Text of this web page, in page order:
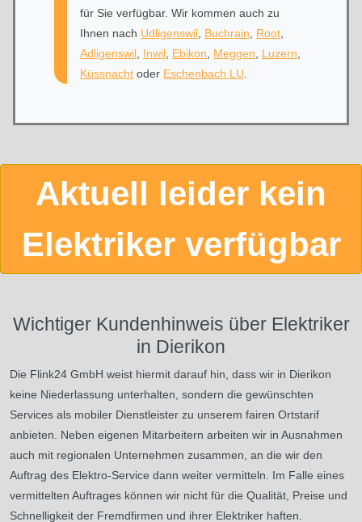
für Sie verfügbar. Wir kommen auch zu
Ihnen nach Udligenswil Buchrain Root
Adligenswil Inwil Ebikon Meggen Luzern
Küssnacht oder Eschenbach LU
Aktuell leider kein
Elektriker verfügbar
Wichtiger Kundenhinweis über Elektriker
in Dierikon
Die Flink24 GmbH weist hiermit darauf hin, dass wir in Dierikon
keine Niederlassung unterhalten, sondern die gewünschten
Services als mobiler Dienstleister zu unserem fairen Ortstarif
anbieten. Neben eigenen Mitarbeitern arbeiten wir in Ausnahmen
auch mit regionalen Unternehmen zusammen, an die wir den
Auftrag des Elektro-Service dann weiter vermitteln. Im Falle eines
vermittelten Auftrages können wir nicht für die Qualität, Preise und
Schnelligkeit der Fremdfirmen und ihrer Elektriker haften.